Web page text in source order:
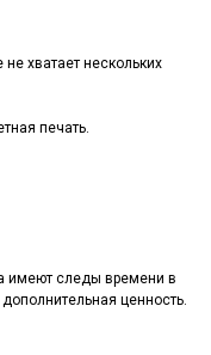
хватает нескольких
печать.
имеют следы времени в
ценность.